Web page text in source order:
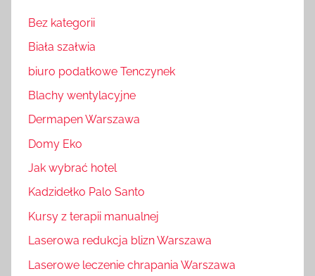
Bez kategorii
Biała szałwia
biuro podatkowe Tenczynek
Blachy wentylacyjne
Dermapen Warszawa
Domy Eko
Jak wybrać hotel
Kadzidełko Palo Santo
Kursy z terapii manualnej
Laserowa redukcja blizn Warszawa
Laserowe leczenie chrapania Warszawa